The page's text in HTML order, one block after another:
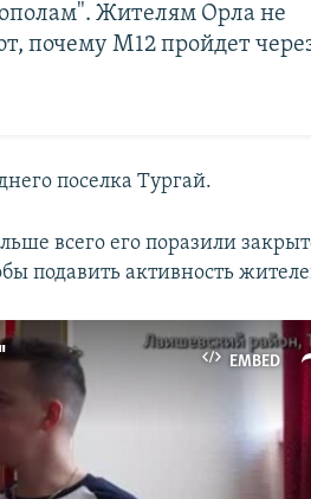
Жителям Орла не
почему М12 пройдет
поселка Тургай.
всего его поразили
подавить активность
EMBED